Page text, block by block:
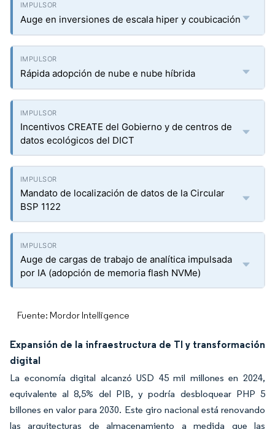
Auge en inversiones de escala hiper y coubicación
Rápida adopción de nube e nube híbrida
Incentivos CREATE del Gobierno y de centros de
datos ecológicos del DICT
Mandato de localización de datos de la Circular
BSP 1122
Auge de cargas de trabajo de analítica impulsada
por IA (adopción de memoria flash NVMe)
Fuente: Mordor Intelligence
Expansión de la infraestructura de TI y transformación
digital
La economía digital alcanzó USD 45 mil millones en 2024,
equivalente al 8,5% del PIB, y podría desbloquear PHP 5
billones en valor para 2030. Este giro nacional está renovando
las arquitecturas de almacenamiento a medida que las